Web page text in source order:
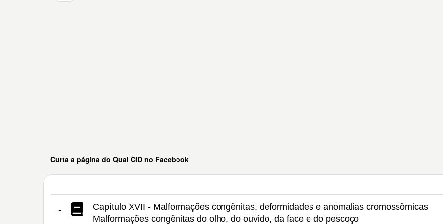
Curta a página do Qual CID no Facebook
-
Capítulo XVII - Malformações congênitas, deformidades e anomalias cromossômicas
Malformações congênitas do olho, do ouvido, da face e do pescoço